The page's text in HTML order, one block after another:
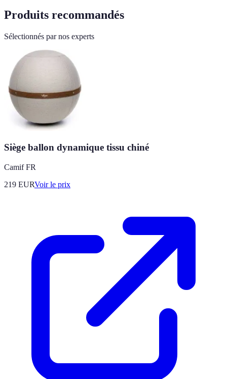
Produits recommandés
Sélectionnés par nos experts
Siège ballon dynamique tissu chiné
Camif FR
219 EURVoir le prix